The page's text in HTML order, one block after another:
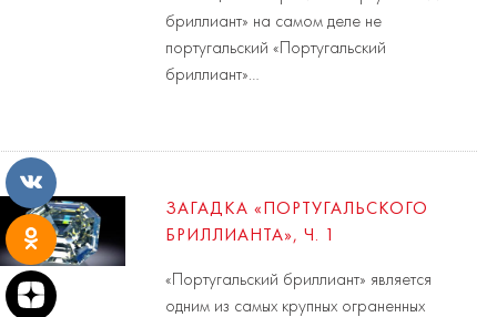
бриллиант» на самом деле не
португальский «Португальский
бриллиант»…
ЗАГАДКА «ПОРТУГАЛЬСКОГО
БРИЛЛИАНТА», Ч. 1
«Португальский бриллиант» является
одним из самых крупных ограненных